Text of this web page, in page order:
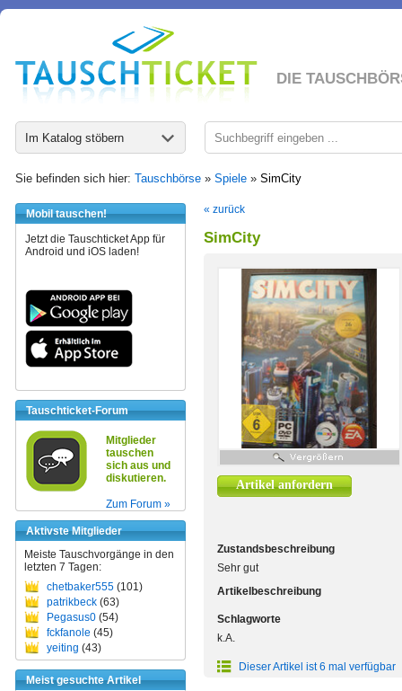
DIE
Im Katalog stöbern
Sie befinden sich hier: Tauschbörse » Spiele » SimCity
Mobil tauschen!
Jetzt die Tauschticket App für
Android und iOS laden!
Tauschticket-Forum
Mitglieder
tauschen
sich aus und
diskutieren.
Zum Forum »
Aktivste Mitglieder
Meiste Tauschvorgänge in den
letzten 7 Tagen:
chetbaker555 (101)
patrikbeck (63)
Pegasus0 (54)
fckfanole (45)
yeiting (43)
Meist gesuchte Artikel
« zurück
SimCity
Artikel anfordern
Zustandsbeschreibung
Sehr gut
Artikelbeschreibung
Schlagworte
k.A.
Dieser Artikel ist 6 mal verfügbar